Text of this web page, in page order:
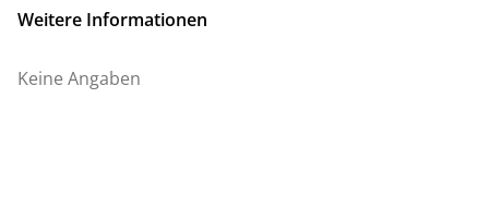
Weitere Informationen
Keine Angaben